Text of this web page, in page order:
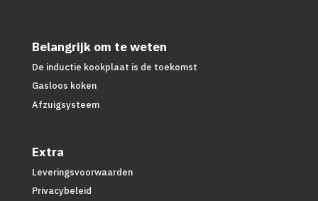
Belangrijk om te weten
De inductie kookplaat is de toekomst
Gasloos koken
Afzuigsysteem
Extra
Leveringsvoorwaarden
Privacybeleid